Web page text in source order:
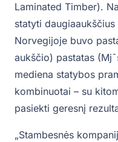
Laminated Timber).
statyti
Norvegijoje buvo
aukščio) pastatas
mediena statybos
kombinuotai – su
pasiekti geresnį
„Stambesnės